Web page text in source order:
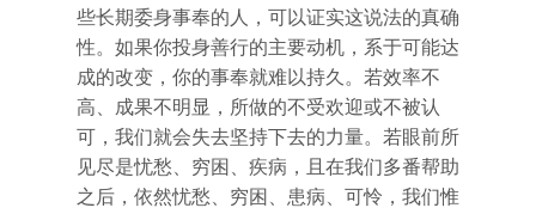
些长期委身事奉的人，可以证实这说法的真确
性。如果你投身善行的主要动机，系于可能达
成的改变，你的事奉就难以持久。若效率不
高、成果不明显，所做的不受欢迎或不被认
可，我们就会失去坚持下去的力量。若眼前所
见尽是忧愁、穷困、疾病，且在我们多番帮助
之后，依然忧愁、穷困、患病、可怜，我们惟